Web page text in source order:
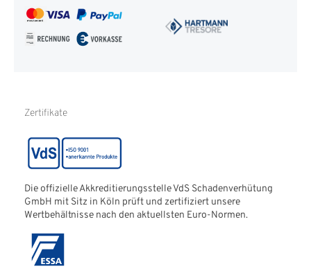
FAQ
Glossar
AGB
Informationen zur
Batterieentsorgung
Zertifikate
Die offizielle Akkreditierungsstelle VdS Schadenverhütung
GmbH mit Sitz in Köln prüft und zertifiziert unsere
Wertbehältnisse nach den aktuellsten Euro-Normen.